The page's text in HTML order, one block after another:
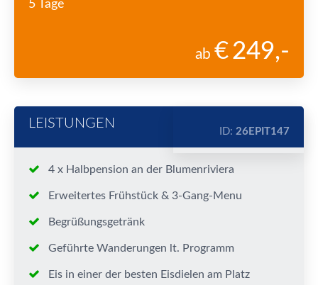
5 Tage
ab 249,-
LEISTUNGEN
4 x Halbpension an der Blumenriviera
Erweitertes Frühstück & 3-Gang-Menu
Begrüßungsgetränk
Geführte Wanderungen lt. Programm
Eis in einer der besten Eisdielen am Platz
ID: 26EPIT147